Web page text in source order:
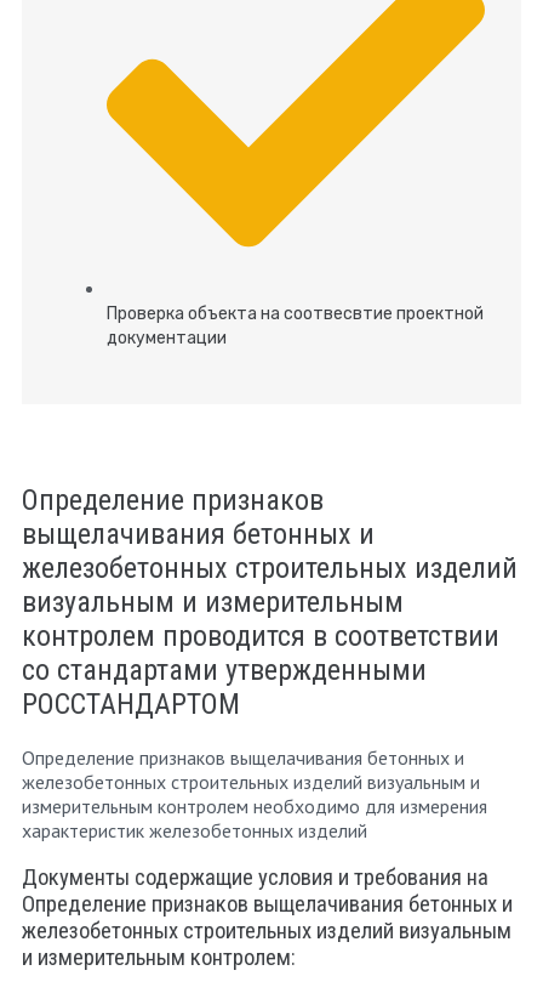
Проверка объекта на соотвесвтие проектной
документации
Определение признаков
выщелачивания бетонных и
железобетонных строительных изделий
визуальным и измерительным
контролем проводится в соответствии
со стандартами утвержденными
РОССТАНДАРТОМ
Определение признаков выщелачивания бетонных и
железобетонных строительных изделий визуальным и
измерительным контролем необходимо для измерения
характеристик железобетонных изделий
Документы содержащие условия и требования на
Определение признаков выщелачивания бетонных и
железобетонных строительных изделий визуальным
и измерительным контролем: